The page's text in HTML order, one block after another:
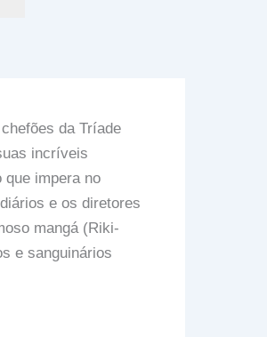
da Tríade
incríveis
impera no
e os diretores
mangá (Riki-
e sanguinários